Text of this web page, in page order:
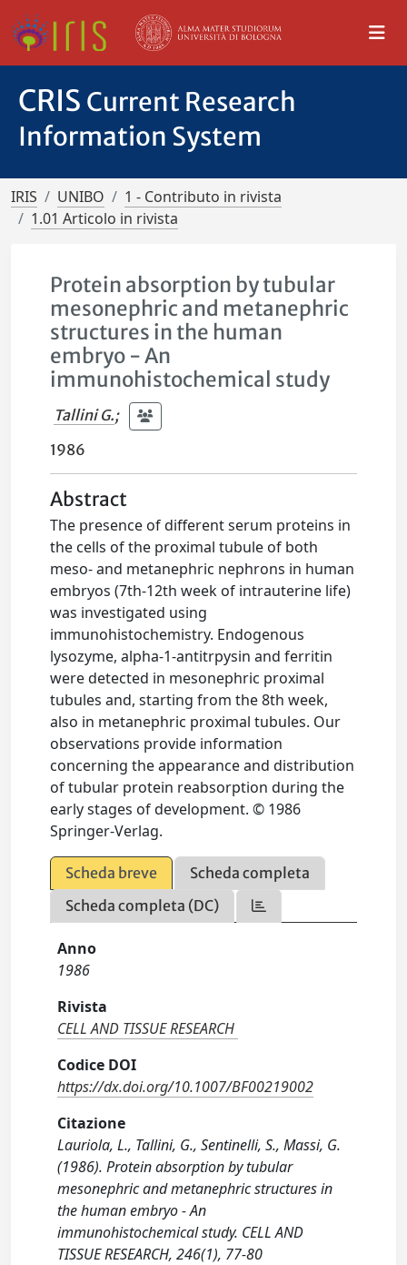
CRIS Current Research
Information System
IRIS UNIBO
1 - Contributo in rivista
1.01 Articolo in rivista
Protein absorption by tubular
mesonephric and metanephric
structures in the human
embryo - An
immunohistochemical study
Tallini G.;
1986
Abstract
The presence of different serum proteins in
the cells of the proximal tubule of both
meso- and metanephric nephrons in human
embryos (7th-12th week of intrauterine life)
was investigated using
immunohistochemistry. Endogenous
lysozyme, alpha-1-antitrpysin and ferritin
were detected in mesonephric proximal
tubules and, starting from the 8th week,
also in metanephric proximal tubules. Our
observations provide information
concerning the appearance and distribution
of tubular protein reabsorption during the
early stages of development. © 1986
Springer-Verlag.
Scheda breve
Scheda completa
Scheda completa (DC)
Anno
1986
Rivista
CELL AND TISSUE RESEARCH
Codice DOI
https://dx.doi.org/10.1007/BF00219002
Citazione
Lauriola, L., Tallini, G., Sentinelli, S., Massi, G.
(1986). Protein absorption by tubular
mesonephric and metanephric structures in
the human embryo - An
immunohistochemical study. CELL AND
TISSUE RESEARCH, 246(1), 77-80